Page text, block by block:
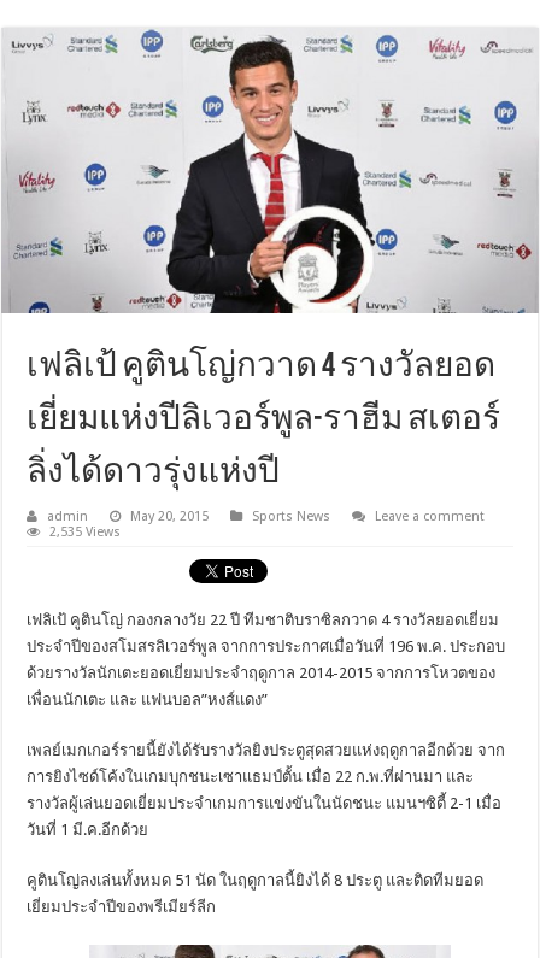
เฟลิเป้ คูตินโญ่กวาด 4 รางวัลยอด
เยี่ยมแห่งปีลิเวอร์พูล-ราฮีม สเตอร์
ลิ่งได้ดาวรุ่งแห่งปี
admin May 20, 2015 Sports News
Leave a comment
2,535 Views
เฟลิเป้ คูตินโญ่ กองกลางวัย 22 ปี ทีมชาติบราซิลกวาด 4 รางวัลยอดเยี่ยม
ประจำปีของสโมสรลิเวอร์พูล จากการประกาศเมื่อวันที่ 196 พ.ค. ประกอบ
ด้วยรางวัลนักเตะยอดเยี่ยมประจำฤดูกาล 2014-2015 จากการโหวตของ
เพื่อนนักเตะ และ แฟนบอล”หงส์แดง”
เพลย์เมกเกอร์รายนี้ยังได้รับรางวัลยิงประตูสุดสวยแห่งฤดูกาลอีกด้วย จาก
การยิงไซด์โค้งในเกมบุกชนะเซาแธมป์ตั้น เมื่อ 22 ก.พ.ที่ผ่านมา และ
รางวัลผู้เล่นยอดเยี่ยมประจำเกมการแข่งขันในนัดชนะ แมนฯซิตี้ 2-1 เมื่อ
วันที่ 1 มี.ค.อีกด้วย
คูตินโญ่ลงเล่นทั้งหมด 51 นัด ในฤดูกาลนี้ยิงได้ 8 ประตู และติดทีมยอด
เยี่ยมประจำปีของพรีเมียร์ลีก